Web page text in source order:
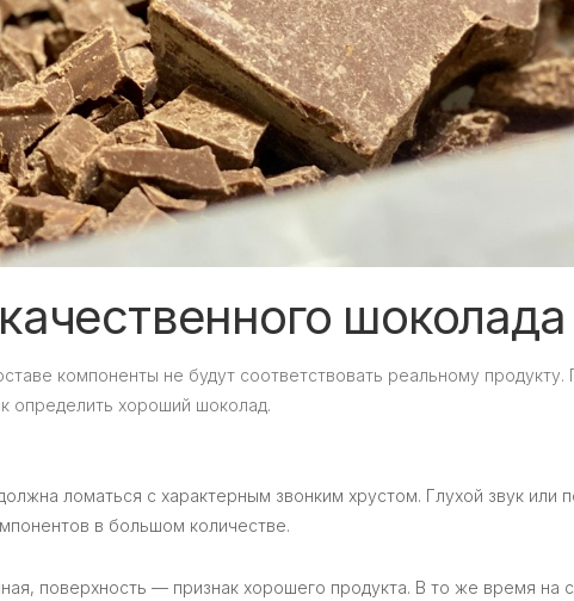
шоколада
компоненты не будут соответствовать реальному продукту.
определить хороший шоколад.
ломаться с характерным звонким хрустом. Глухой звук или
в большом количестве.
поверхность — признак хорошего продукта. В то же время на